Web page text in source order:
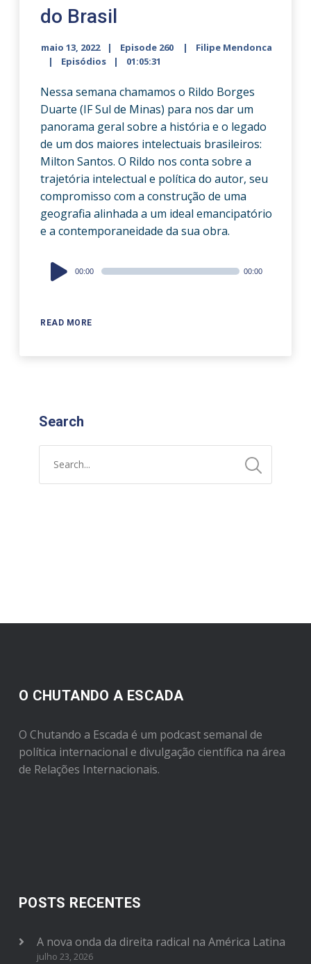
do Brasil
maio 13, 2022 Episode 260
Filipe Mendonca
Episódios
01:05:31
Nessa semana chamamos o Rildo Borges
Duarte (IF Sul de Minas) para nos dar um
panorama geral sobre a história e o legado
de um dos maiores intelectuais brasileiros:
Milton Santos. O Rildo nos conta sobre a
trajetória intelectual e política do autor, seu
compromisso com a construção de uma
geografia alinhada a um ideal emancipatório
e a contemporaneidade da sua obra.
READ MORE
Audio
Player
00:00 00:00
Search
O CHUTANDO A ESCADA
O Chutando a Escada é um podcast semanal de
política internacional e divulgação científica na área
de Relações Internacionais.
POSTS RECENTES
A nova onda da direita radical na América Latina
julho 23, 2026